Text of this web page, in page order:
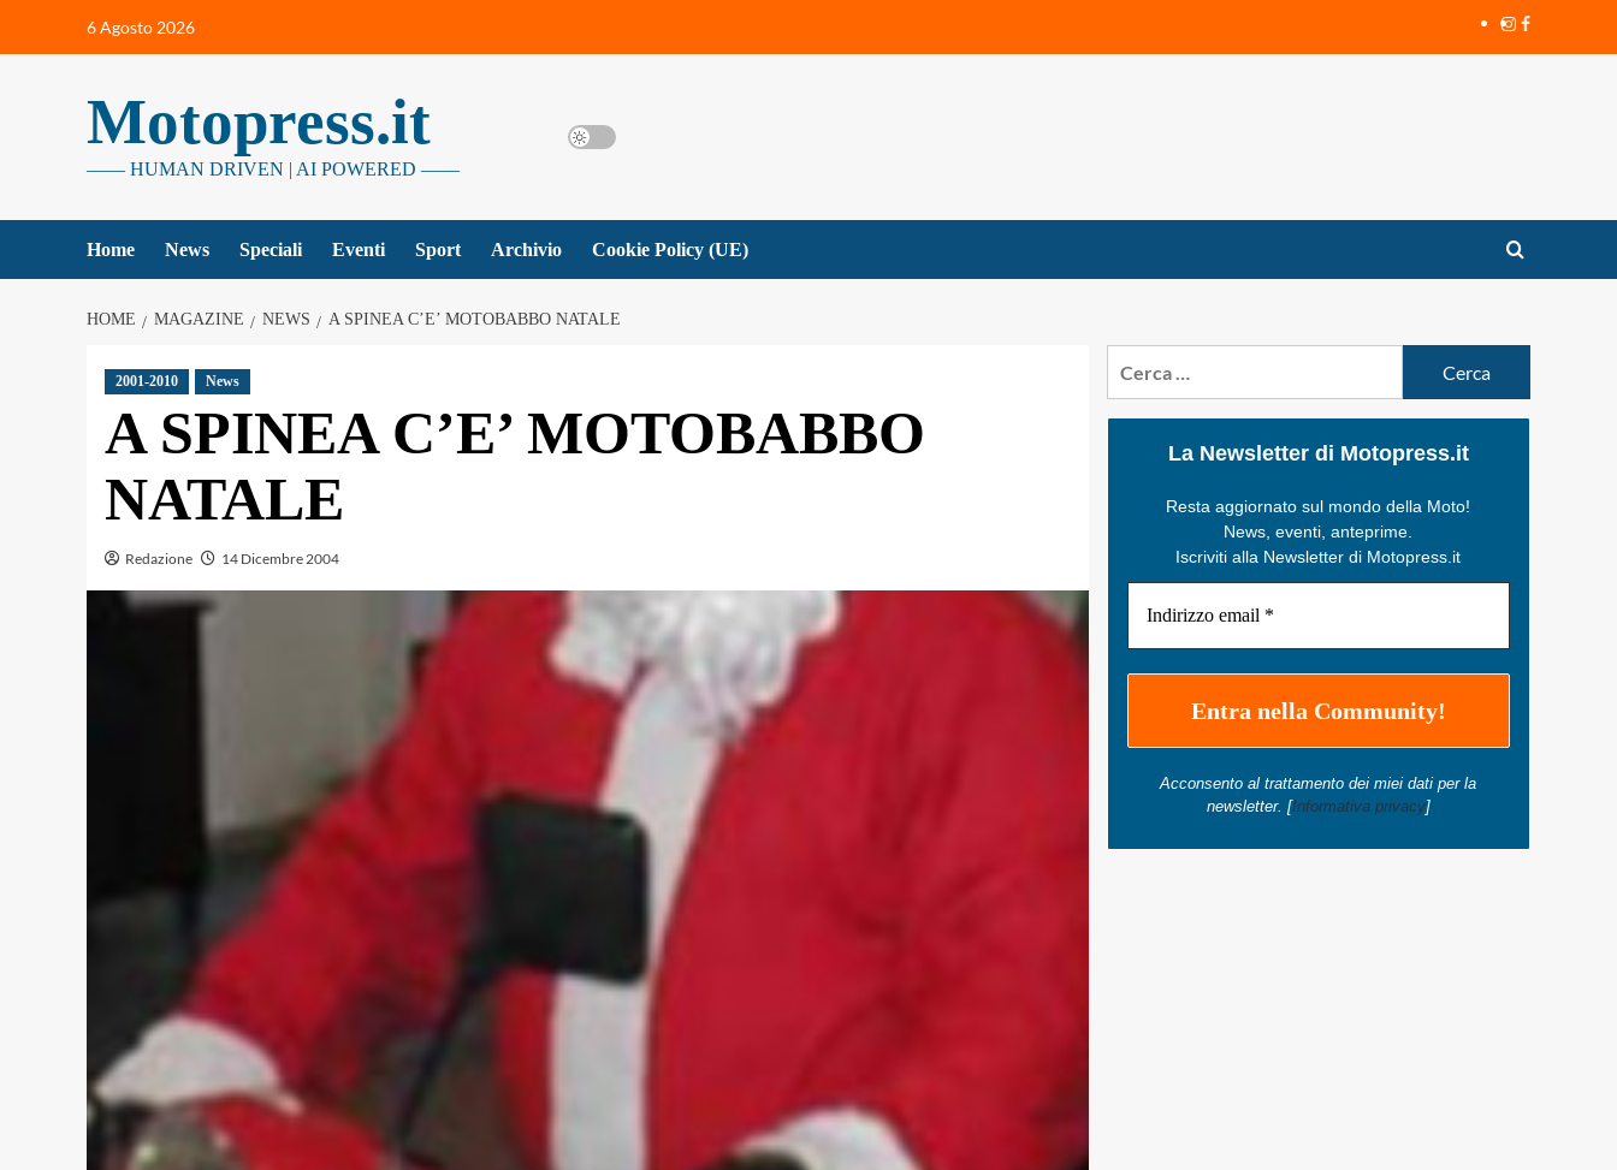
6 Agosto 2026 Instagram
Facebook
Motopress.it
—— HUMAN DRIVEN | AI POWERED ——
Home News Speciali Eventi Sport Archivio Cookie Policy (UE)
HOME MAGAZINE NEWS A SPINEA C’E’ MOTOBABBO NATALE
2001-2010 News
A SPINEA C’E’ MOTOBABBO
NATALE
Redazione 14 Dicembre 2004
La Newsletter di Motopress.it
Resta aggiornato sul mondo della Moto!
News, eventi, anteprime.
Iscriviti alla Newsletter di Motopress.it
Acconsento al trattamento dei miei dati per la
newsletter. [Informativa privacy]